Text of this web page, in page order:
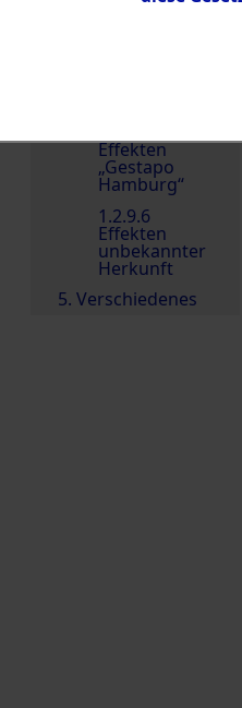
Effekten
„Gestapo
Hamburg“
1.2.9.6
Effekten
unbekannter
Herkunft
5. Verschiedenes